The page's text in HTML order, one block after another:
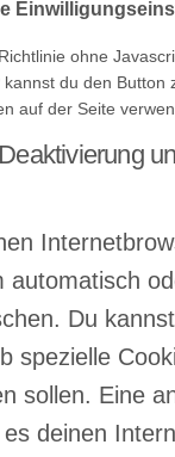
ohne
du den Button
auf der Seite
automatisch
Du
spezielle
sollen. Eine
deinen